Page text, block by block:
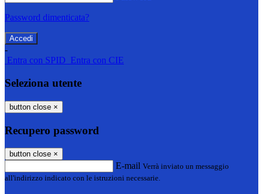
Password dimenticata?
-
Entra con SPID Entra con CIE
Seleziona utente
button close ×
Recupero password
button close ×
E-mail Verrà inviato un messaggio
all'indirizzo indicato con le istruzioni necessarie.